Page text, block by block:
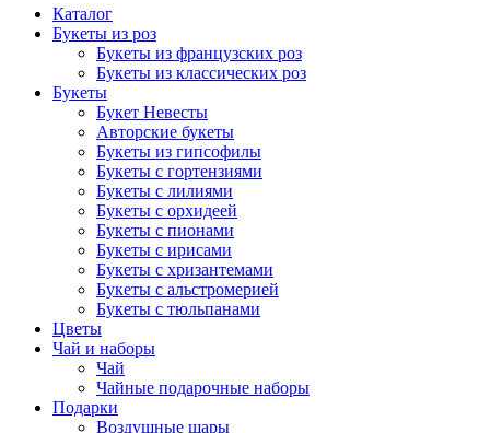
Каталог
Букеты из роз
Букеты из французских роз
Букеты из классических роз
Букеты
Букет Невесты
Авторские букеты
Букеты из гипсофилы
Букеты с гортензиями
Букеты с лилиями
Букеты с орхидеей
Букеты с пионами
Букеты с ирисами
Букеты с хризантемами
Букеты с альстромерией
Букеты с тюльпанами
Цветы
Чай и наборы
Чай
Чайные подарочные наборы
Подарки
Воздушные шары